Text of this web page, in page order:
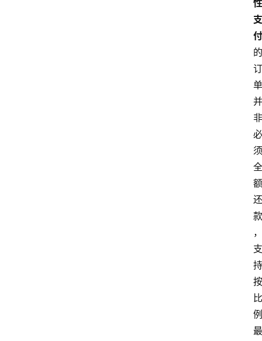
性
支
付
的
订
单
并
非
必
须
全
额
还
款
，
支
持
按
比
例
最